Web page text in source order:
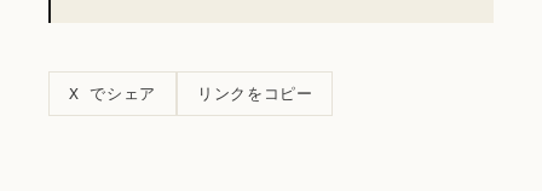
X でシェア リンクをコピー